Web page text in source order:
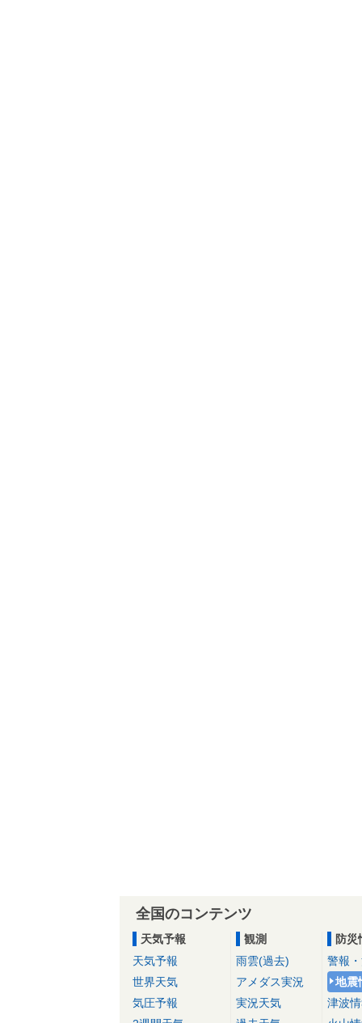
全国のコンテンツ
天気予報
天気予報
世界天気
気圧予報
観測
雨雲(過去)
アメダス実況
実況天気
防災
警報
地震
津波